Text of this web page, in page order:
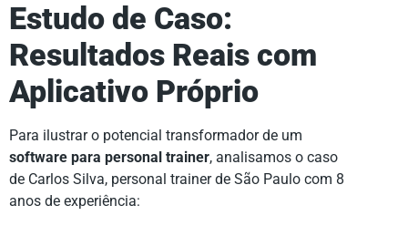
Estudo de Caso:
Resultados Reais com
Aplicativo Próprio
Para ilustrar o potencial transformador de um
software para personal trainer, analisamos o caso
de Carlos Silva, personal trainer de São Paulo com 8
anos de experiência: